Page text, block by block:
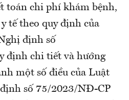
toán chi phí khám bệnh,
tế theo quy định của
định số
định chi tiết và hướng
một số điều của Luật
số 75/2023/NĐ-CP